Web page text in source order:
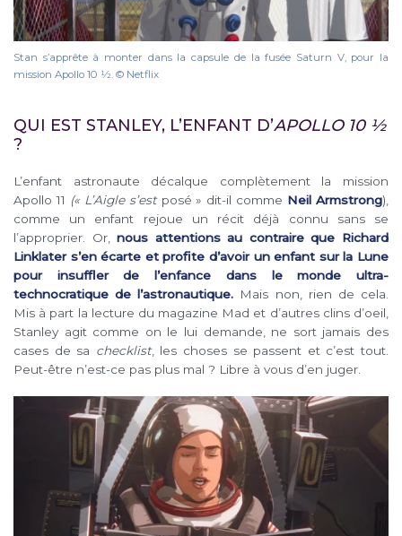
Stan s’apprête à monter dans la capsule de la fusée Saturn V, pour la
mission Apollo 10 1⁄2. © Netflix
QUI EST STANLEY, L’ENFANT D’APOLLO 10 ½
?
L’enfant astronaute décalque complètement la mission
Apollo 11 (« L’Aigle s’estposé » dit-il comme Neil Armstrong),
comme un enfant rejoue un récit déjà connu sans se
l’approprier. Or,nous attentions au contraire que Richard
Linklater s’en écarte et profite d’avoir un enfant sur la Lune
pour insuffler de l’enfance dans le monde ultra-
technocratique de l’astronautique. Mais non, rien de cela.
Mis à part la lecture du magazine Mad et d’autres clins d’oeil,
Stanley agit comme on le lui demande, ne sort jamais des
cases de sa checklist, les choses se passent et c’est tout.
Peut-être n’est-ce pas plus mal ? Libre à vous d’en juger.